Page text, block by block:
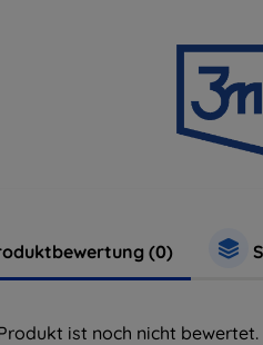
(0)
ist noch nicht bewertet.